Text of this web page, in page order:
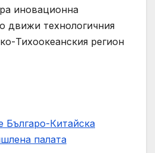
иновационна
движи технологичния
Тихоокеанския регион
Българо-Китайска
палaта